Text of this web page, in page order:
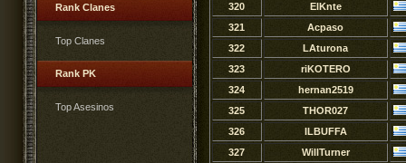
Rank Clanes
Top Clanes
Rank PK
Top Asesinos
320
ElKnte
321
Acpaso
322
LAturona
323
riKOTERO
324
hernan2519
325
THOR027
326
ILBUFFA
327
WillTurner